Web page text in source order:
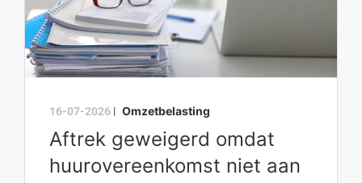
16-07-2026 | Omzetbelasting
Aftrek geweigerd omdat
huurovereenkomst niet aan